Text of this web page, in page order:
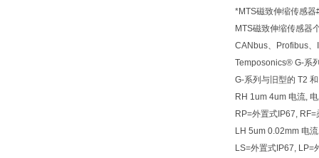
*MTS磁致伸缩传感器
MTS磁致伸缩传感器
CANbus、Profibus
Temposonics® G-系
G-系列与旧型的 T2
RH 1um 4um 电流,
RP=外置式IP67, RF=
LH 5um 0.02mm 电
LS=外置式IP67, LP=